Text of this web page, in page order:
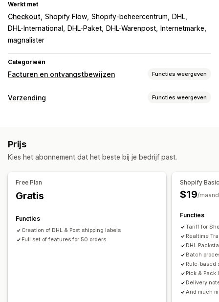
Werkt met
Checkout Shopify Flow Shopify-beheercentrum
DHL
DHL-International
DHL-Paket DHL-Warenpost
Internetmarke
magnalister
Categorieën
Facturen en ontvangstbewijzen Functies weergeven
Soorten documenten
Aanpassing
Factuurnummers
Belastingberekening Logo's
Downloaden in bulk
Afdrukken en exporteren
Verzending Functies weergeven
Douaneformulieren
Picklijsten Verzendregels Synchronisatie van bestellingen
Tracking in realtime
Updates van bestellingen
Analytics voor verzendingen
Prijs
Kies het abonnement dat het beste bij je bedrijf past.
Free Plan
Gratis
Functies
Creation of DHL & Post shipping labels
Full set of features for 50 orders
Shopify
$19/maand
Functies
Tariff for
Realtime
DHL
Batch
Rule-based
Pick &
Delivery
And much